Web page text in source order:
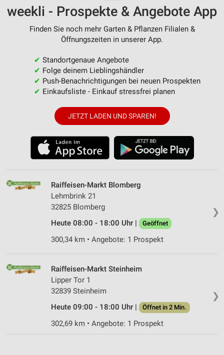
weekli - Prospekte & Angebote App
Finden Sie noch mehr Garten & Pflanzen Filialen &
Öffnungszeiten in unserer App.
✔ Standortgenaue Angebote
✔ Folge deinem Lieblingshändler
✔ Push-Benachrichtigungen bei neuen Prospekten
✔ Einkaufsliste - Einkauf stressfrei planen
JETZT LADEN UND SPAREN!
❯
Raiffeisen-Markt Blomberg
Lehmbrink 21
32825 Blomberg
Heute 08:00 - 18:00 Uhr |
Geöffnet
300,34 km • Angebote: 1 Prospekt
❯
Raiffeisen-Markt Steinheim
Lipper Tor 1
32839 Steinheim
Heute 09:00 - 18:00 Uhr |
Öffnet in 2 Min.
302,69 km • Angebote: 1 Prospekt